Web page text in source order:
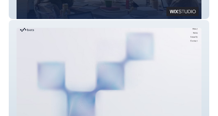
SALT Collaboratory